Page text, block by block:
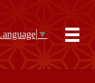
▼
メ